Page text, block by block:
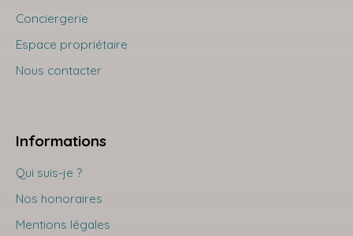
Conciergerie
Espace propriétaire
Nous contacter
Informations
Qui suis-je ?
Nos honoraires
Mentions légales